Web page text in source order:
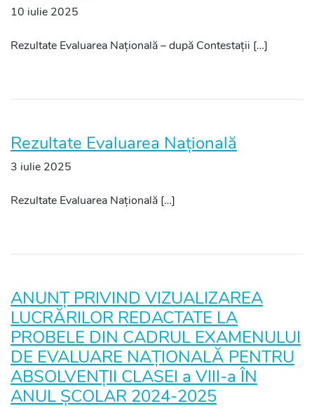
10 iulie 2025
Rezultate Evaluarea Națională – după Contestații […]
Rezultate Evaluarea Națională
3 iulie 2025
Rezultate Evaluarea Națională […]
ANUNȚ PRIVIND VIZUALIZAREA
LUCRĂRILOR REDACTATE LA
PROBELE DIN CADRUL EXAMENULUI
DE EVALUARE NAȚIONALĂ PENTRU
ABSOLVENȚII CLASEI a VIII-a ÎN
ANUL ȘCOLAR 2024-2025